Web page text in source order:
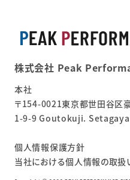
株式会社 Peak
本社
〒154-0021東京都世田谷区
1-9-9 Goutokuji.
個人情報保護方針
当社における個人情報の取扱